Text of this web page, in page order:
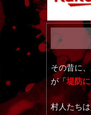
その昔に
が「堤防
村人たち